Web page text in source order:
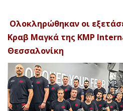
Ολοκληρώθηκαν οι
Κραβ Μαγκά της KMP
Θεσσαλονίκη